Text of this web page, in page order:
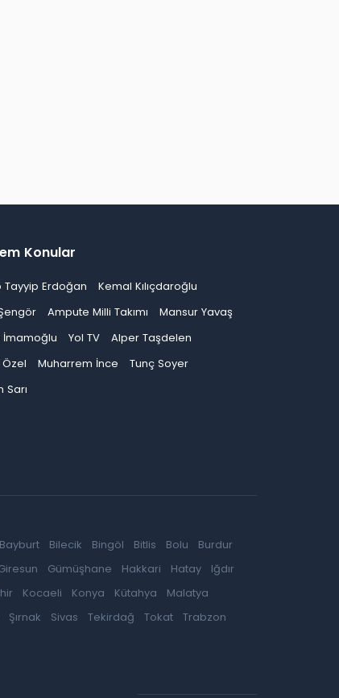
Konular
Tayyip Erdoğan
Kemal Kılıçdaroğlu
Ampute Milli Takımı
Mansur Yavaş
İmamoğlu
Yol TV
Alper Taşdelen
Muharrem İnce
Tunç Soyer
Sarı
Bayburt Bilecik Bingöl Bitlis Bolu
Burdur
Gümüşhane Hakkari Hatay
Iğdır
Kocaeli Konya Kütahya
Malatya
Şırnak Sivas Tekirdağ Tokat
Trabzon